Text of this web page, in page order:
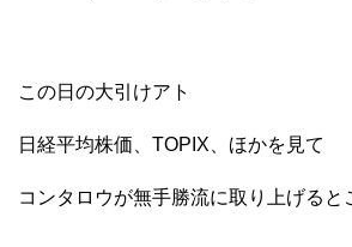
この日の大引けアト
日経平均株価、TOPIX、ほかを見て
コンタロウが無手勝流に取り上げると